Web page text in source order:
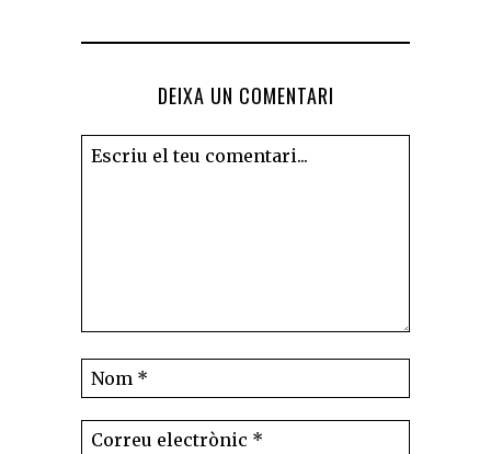
DEIXA UN COMENTARI